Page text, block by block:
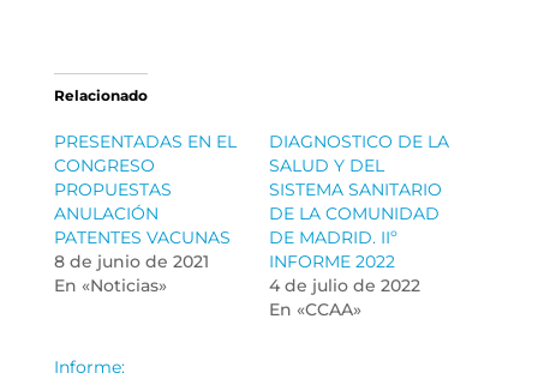
Relacionado
PRESENTADAS EN EL
CONGRESO
PROPUESTAS
ANULACIÓN
PATENTES VACUNAS
8 de junio de 2021
En «Noticias»
DIAGNOSTICO DE LA
SALUD Y DEL
SISTEMA SANITARIO
DE LA COMUNIDAD
DE MADRID. IIº
INFORME 2022
4 de julio de 2022
En «CCAA»
Informe: